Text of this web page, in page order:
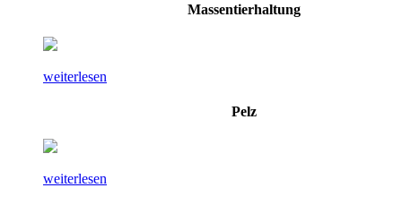
Massentierhaltung
weiterlesen
Pelz
weiterlesen